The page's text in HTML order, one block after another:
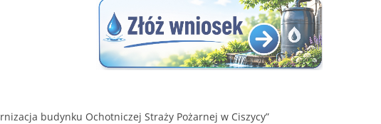
budynku Ochotniczej Straży Pożarnej w Ciszycy”